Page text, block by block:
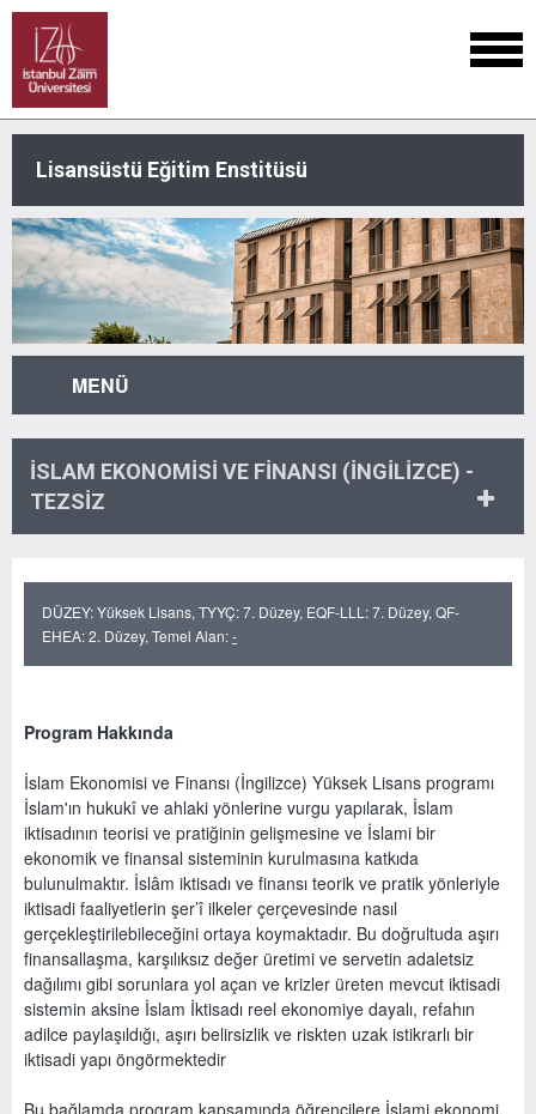
Lisansüstü Eğitim Enstitüsü
MENÜ
İSLAM EKONOMİSİ VE FİNANSI (İNGİLİZCE) -
TEZSİZ
DÜZEY: Yüksek Lisans, TYYÇ: 7. Düzey, EQF-LLL: 7. Düzey, QF-
EHEA: 2. Düzey, Temel Alan:-
Program Hakkında
İslam Ekonomisi ve Finansı (İngilizce) Yüksek Lisans programı
İslam'ın hukukî ve ahlaki yönlerine vurgu yapılarak, İslam
iktisadının teorisi ve pratiğinin gelişmesine ve İslami bir
ekonomik ve finansal sisteminin kurulmasına katkıda
bulunulmaktır. İslâm iktisadı ve finansı teorik ve pratik yönleriyle
iktisadi faaliyetlerin şer’î ilkeler çerçevesinde nasıl
gerçekleştirilebileceğini ortaya koymaktadır. Bu doğrultuda aşırı
finansallaşma, karşılıksız değer üretimi ve servetin adaletsiz
dağılımı gibi sorunlara yol açan ve krizler üreten mevcut iktisadi
sistemin aksine İslam İktisadı reel ekonomiye dayalı, refahın
adilce paylaşıldığı, aşırı belirsizlik ve riskten uzak istikrarlı bir
iktisadi yapı öngörmektedir
Bu bağlamda program kapsamında öğrencilere İslami ekonomi,